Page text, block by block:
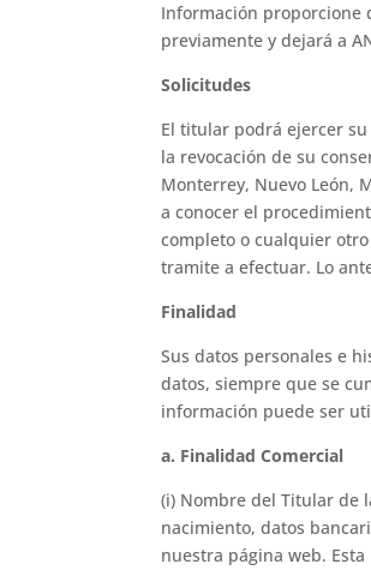
Información proporcione
previamente y dejará a
Solicitudes
El titular podrá ejercer
la revocación de su
Monterrey, Nuevo León,
a conocer el
completo o cualquier
tramite a efectuar. Lo
Finalidad
Sus datos personales e
datos, siempre que se
información puede ser
a. Finalidad Comercial
(i) Nombre del Titular de
nacimiento, datos
nuestra página web.